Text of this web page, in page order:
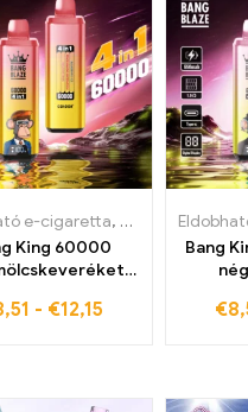
e-cigaretta, Eldobható e-
King 60000
számára
- €12,15
Bang
€